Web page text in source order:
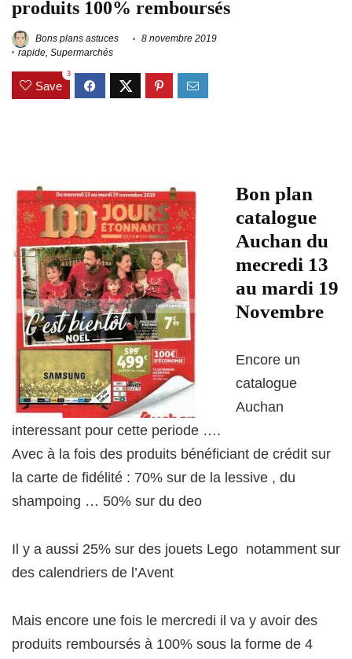
produits 100% remboursés
Bons plans astuces
8 novembre 2019
rapide Supermarchés
Save
3
Bon plan
catalogue
Auchan du
mecredi 13
au mardi 19
Novembre
Encore un
catalogue
Auchan
interessant pour cette periode ….
Avec à la fois des produits bénéficiant de crédit sur
la carte de fidélité : 70% sur de la lessive , du
shampoing … 50% sur du deo
Il y a aussi 25% sur des jouets Lego notamment sur
des calendriers de l’Avent
Mais encore une fois le mercredi il va y avoir des
produits remboursés à 100% sous la forme de 4